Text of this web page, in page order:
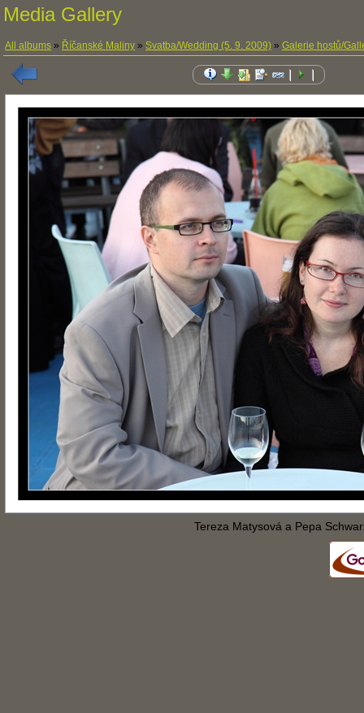
Media Gallery
All albums » Říčanské Maliny » Svatba/Wedding (5. 9. 2009) » Galerie hostů/
Tereza Matysová a Pepa